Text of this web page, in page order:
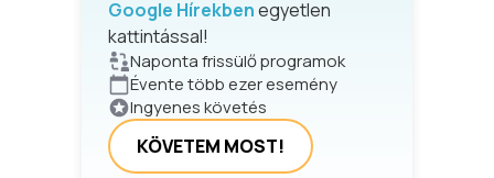
Google Hírekbenegyetlen
kattintással!
Naponta frissülő programok
Évente több ezer esemény
Ingyenes követés
KÖVETEM MOST!